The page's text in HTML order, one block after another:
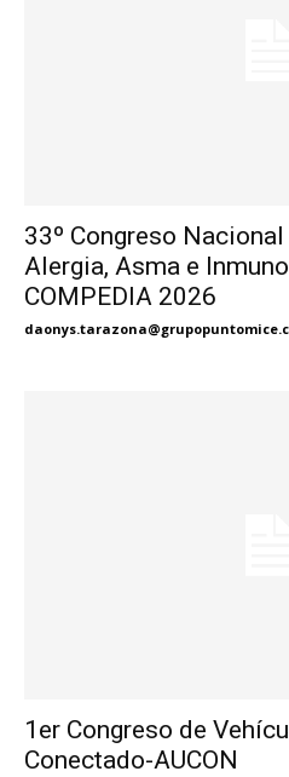
33º Congreso
Alergia, Asma e
COMPEDIA 2026
1er Congreso de
Conectado-AUCON